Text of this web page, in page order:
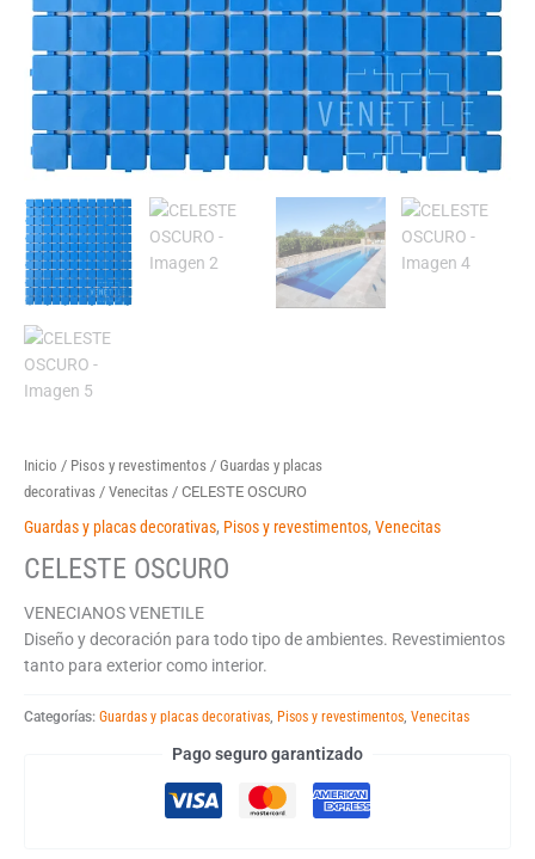
Inicio / Pisos y revestimentos / Guardas y placas
decorativas / Venecitas / CELESTE OSCURO
Guardas y placas decorativas, Pisos y revestimentos, Venecitas
CELESTE OSCURO
VENECIANOS VENETILE
Diseño y decoración para todo tipo de ambientes. Revestimientos
tanto para exterior como interior.
Categorías: Guardas y placas decorativas Pisos y revestimentos Venecitas
Pago seguro garantizado